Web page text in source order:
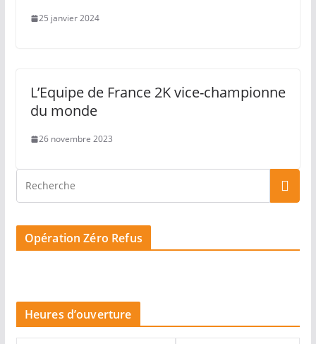
25 janvier 2024
L’Equipe de France 2K vice-championne
du monde
26 novembre 2023
Opération Zéro Refus
Heures d’ouverture